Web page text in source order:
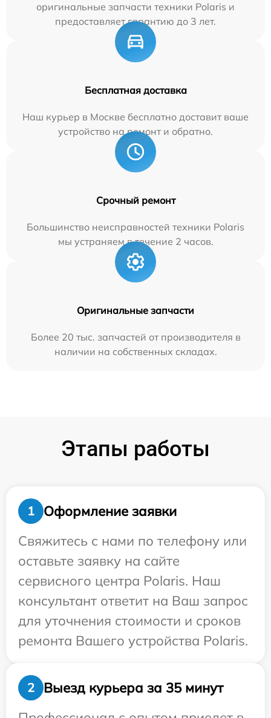
оригинальные запчасти техники Polaris и
предоставляет гарантию до 3 лет.
Бесплатная доставка
Наш курьер в Москве бесплатно доставит ваше
устройство на ремонт и обратно.
Срочный ремонт
Большинство неисправностей техники Polaris
мы устраняем в течение 2 часов.
Оригинальные запчасти
Более 20 тыс. запчастей от производителя в
наличии на собственных складах.
Этапы работы
1
Оформление заявки
Свяжитесь с нами по телефону или
оставьте заявку на сайте
сервисного центра Polaris. Наш
консультант ответит на Ваш запрос
для уточнения стоимости и сроков
ремонта Вашего устройства Polaris.
2
Выезд курьера за 35 минут